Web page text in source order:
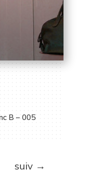
B – 005
suiv →